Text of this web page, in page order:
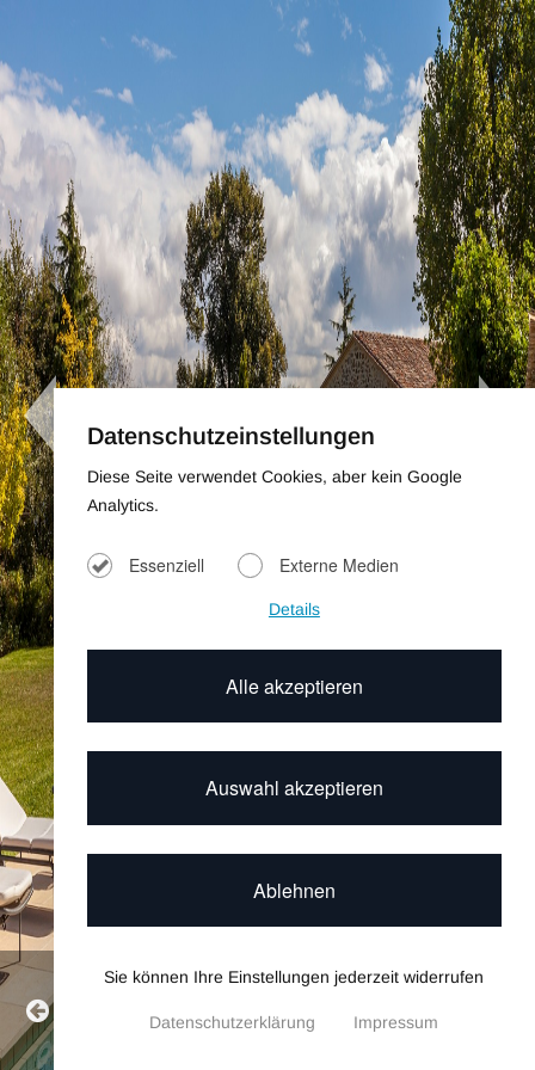
Villa Palagi
Datenschutzeinstellungen
Diese Seite verwendet Cookies, aber kein Google
Analytics.
Essenziell Externe Medien
Details
Alle akzeptieren
Auswahl akzeptieren
Ablehnen
Sie können Ihre Einstellungen jederzeit widerrufen
Datenschutzerklärung Impressum